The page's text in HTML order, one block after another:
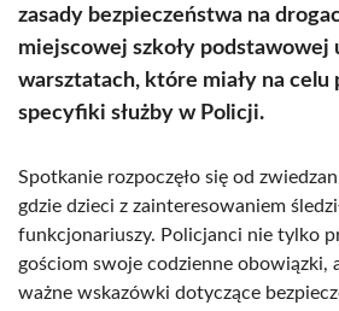
zasady bezpieczeństwa na
miejscowej szkoły podstawowej
warsztatach, które miały na celu
specyfiki służby w Policji.
Spotkanie rozpoczęło się od
gdzie dzieci z zainteresowaniem
funkcjonariuszy. Policjanci nie tylko
gościom swoje codzienne obowiązki,
ważne wskazówki dotyczące